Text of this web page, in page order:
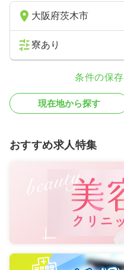
大阪府茨木市
寮あり
条件の保
現在地から探す
おすすめ求人特集